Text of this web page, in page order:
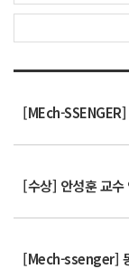
[Mech-ssenger]